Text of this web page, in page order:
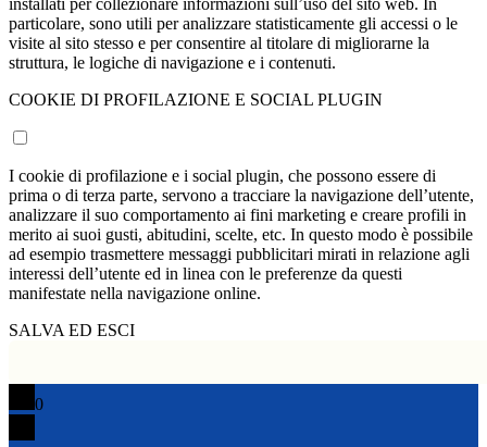
I cookie analitici, che possono essere di prima o di terza parte, sono
installati per collezionare informazioni sull’uso del sito web. In
particolare, sono utili per analizzare statisticamente gli accessi o le
visite al sito stesso e per consentire al titolare di migliorarne la
struttura, le logiche di navigazione e i contenuti.
COOKIE DI PROFILAZIONE E SOCIAL PLUGIN
I cookie di profilazione e i social plugin, che possono essere di
prima o di terza parte, servono a tracciare la navigazione dell’utente,
analizzare il suo comportamento ai fini marketing e creare profili in
merito ai suoi gusti, abitudini, scelte, etc. In questo modo è possibile
ad esempio trasmettere messaggi pubblicitari mirati in relazione agli
interessi dell’utente ed in linea con le preferenze da questi
manifestate nella navigazione online.